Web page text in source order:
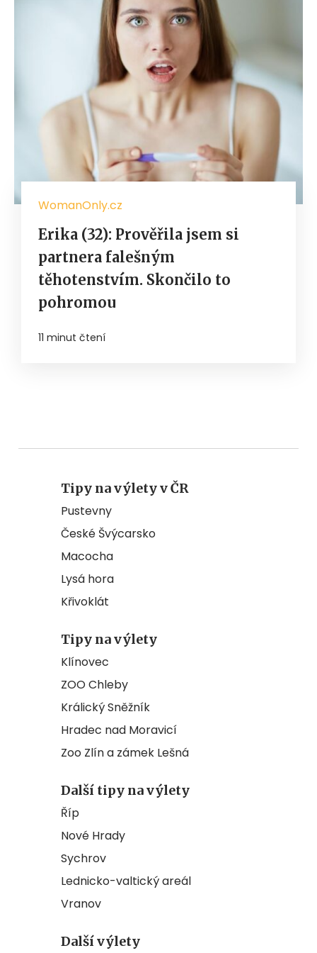
WomanOnly.cz
Erika (32): Prověřila jsem si
partnera falešným
těhotenstvím. Skončilo to
pohromou
11 minut čtení
Tipy na výlety v ČR
Pustevny
České Švýcarsko
Macocha
Lysá hora
Křivoklát
Tipy na výlety
Klínovec
ZOO Chleby
Králický Sněžník
Hradec nad Moravicí
Zoo Zlín a zámek Lešná
Další tipy na výlety
Říp
Nové Hrady
Sychrov
Lednicko-valtický areál
Vranov
Další výlety